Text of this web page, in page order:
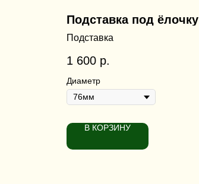
Подставка под ёлочку
Подставка
1 600 р.
Диаметр
В КОРЗИНУ